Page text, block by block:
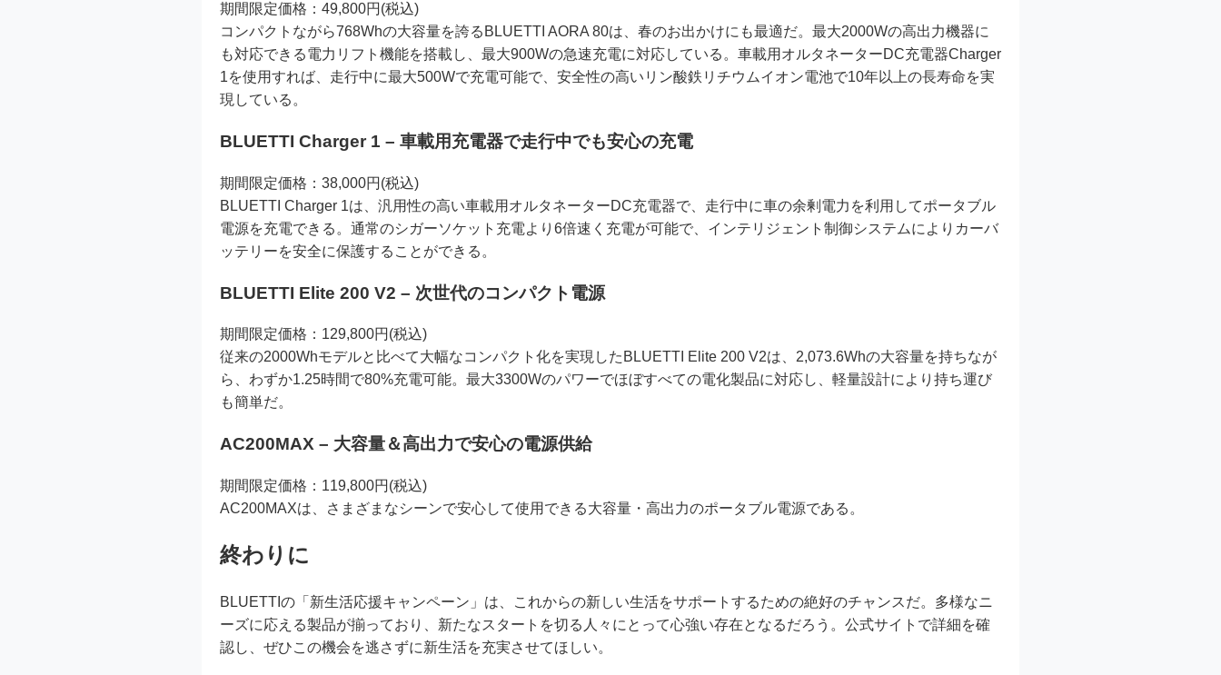
期間限定価格：49,800円(税込)
コンパクトながら768Whの大容量を誇るBLUETTI AORA 80は、春のお出かけにも最適だ。最大2000Wの高出力機器に
も対応できる電力リフト機能を搭載し、最大900Wの急速充電に対応している。車載用オルタネーターDC充電器Charger
1を使用すれば、走行中に最大500Wで充電可能で、安全性の高いリン酸鉄リチウムイオン電池で10年以上の長寿命を実
現している。
BLUETTI Charger 1 – 車載用充電器で走行中でも安心の充電
期間限定価格：38,000円(税込)
BLUETTI Charger 1は、汎用性の高い車載用オルタネーターDC充電器で、走行中に車の余剰電力を利用してポータブル
電源を充電できる。通常のシガーソケット充電より6倍速く充電が可能で、インテリジェント制御システムによりカーバ
ッテリーを安全に保護することができる。
BLUETTI Elite 200 V2 – 次世代のコンパクト電源
期間限定価格：129,800円(税込)
従来の2000Whモデルと比べて大幅なコンパクト化を実現したBLUETTI Elite 200 V2は、2,073.6Whの大容量を持ちなが
ら、わずか1.25時間で80%充電可能。最大3300Wのパワーでほぼすべての電化製品に対応し、軽量設計により持ち運び
も簡単だ。
AC200MAX – 大容量＆高出力で安心の電源供給
期間限定価格：119,800円(税込)
AC200MAXは、さまざまなシーンで安心して使用できる大容量・高出力のポータブル電源である。
終わりに
BLUETTIの「新生活応援キャンペーン」は、これからの新しい生活をサポートするための絶好のチャンスだ。多様なニ
ーズに応える製品が揃っており、新たなスタートを切る人々にとって心強い存在となるだろう。公式サイトで詳細を確
認し、ぜひこの機会を逃さずに新生活を充実させてほしい。